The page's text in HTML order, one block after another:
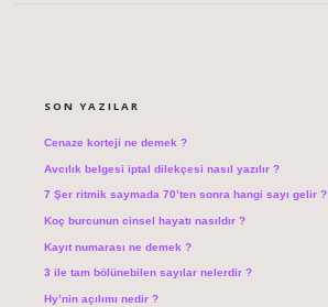
SON YAZILAR
Cenaze korteji ne demek ?
Avcılık belgesi iptal dilekçesi nasıl yazılır ?
7 Şer ritmik saymada 70’ten sonra hangi sayı gelir ?
Koç burcunun cinsel hayatı nasıldır ?
Kayıt numarası ne demek ?
3 ile tam bölünebilen sayılar nelerdir ?
Hy’nin açılımı nedir ?